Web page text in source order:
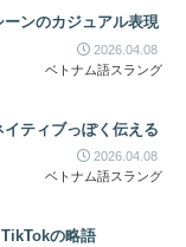
ンのカジュアル表現
2026.04.08
ベトナム語スラング
ティブっぽく伝える
2026.04.08
ベトナム語スラング
の略語